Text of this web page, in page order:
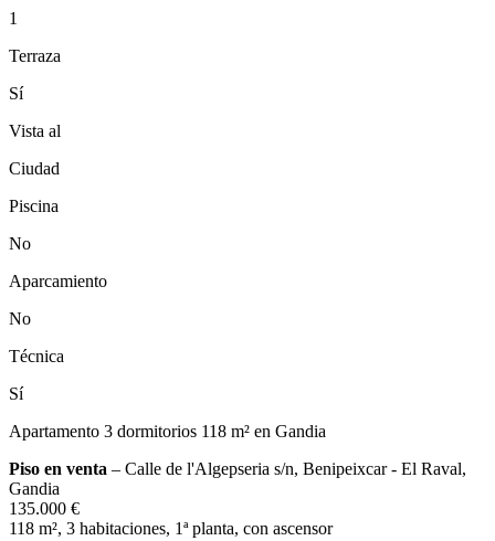
1
Terraza
Sí
Vista al
Ciudad
Piscina
No
Aparcamiento
No
Técnica
Sí
Apartamento 3 dormitorios 118 m² en Gandia
Piso en venta – Calle de l'Algepseria s/n, Benipeixcar - El Raval,
Gandia
135.000 €
118 m², 3 habitaciones, 1ª planta, con ascensor